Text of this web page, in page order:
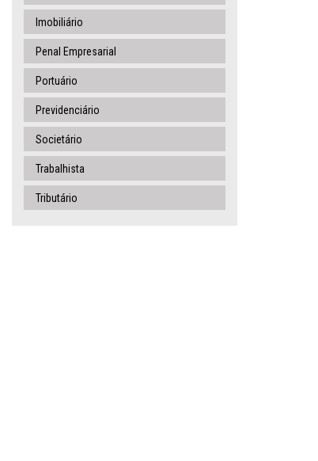
Imobiliário
Penal Empresarial
Portuário
Previdenciário
Societário
Trabalhista
Tributário